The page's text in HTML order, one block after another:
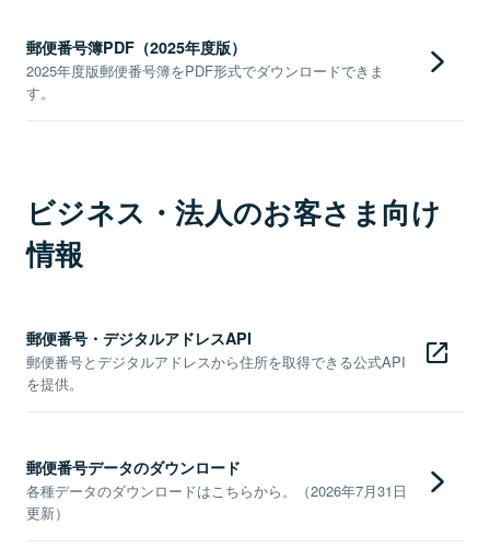
郵便番号簿PDF（2025年度版）
2025年度版郵便番号簿をPDF形式でダウンロードできま
す。
ビジネス・法人のお客さま向け
情報
郵便番号・デジタルアドレスAPI
郵便番号とデジタルアドレスから住所を取得できる公式API
を提供。
郵便番号データのダウンロード
各種データのダウンロードはこちらから。（2026年7月31日
更新）